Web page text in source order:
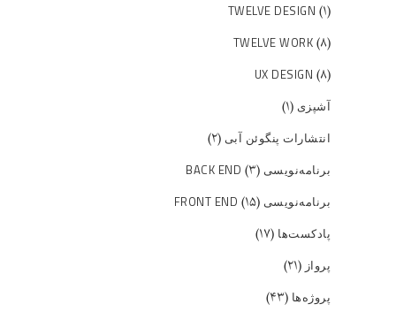
TWELVE DESIGN (۱)
TWELVE WORK (۸)
UX DESIGN (۸)
آشپزی (۱)
انتشارات پنگوئن آبی (۲)
برنامه‌نویسی BACK END (۳)
برنامه‌نویسی FRONT END (۱۵)
پادکست‌ها (۱۷)
پرواز (۲۱)
پروژه‌ها (۴۳)